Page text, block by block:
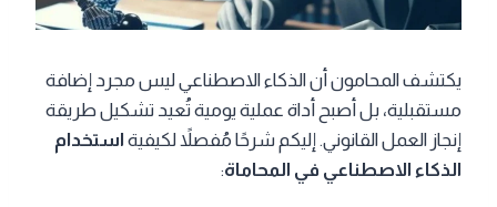
يكتشف المحامون أن الذكاء الاصطناعي ليس مجرد إضافة
مستقبلية، بل أصبح أداة عملية يومية تُعيد تشكيل طريقة
إنجاز العمل القانوني. إليكم شرحًا مُفصلاً لكيفية استخدام
الذكاء الاصطناعي في المحاماة: